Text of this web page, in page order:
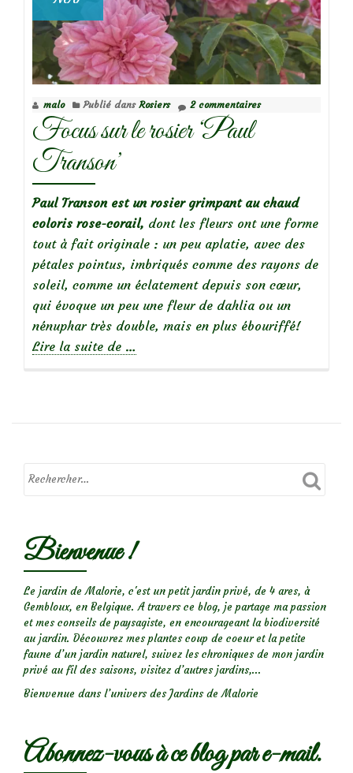
malo Publié dans Rosiers 2 commentaires
Focus sur le rosier ‘Paul
Transon’
Paul Transon est un rosier grimpant au chaud
coloris rose-corail, dont les fleurs ont une forme
tout à fait originale : un peu aplatie, avec des
pétales pointus, imbriqués comme des rayons de
soleil, comme un éclatement depuis son cœur,
qui évoque un peu une fleur de dahlia ou un
nénuphar très double, mais en plus ébouriffé!
Lire la suite de
le
‘Paul
…
Bienvenue !
Le jardin de Malorie, c'est un petit jardin privé, de 4 ares, à
Gembloux, en Belgique. A travers ce blog, je partage ma passion
et mes conseils de paysagiste, en encourageant la biodiversité
au jardin. Découvrez mes plantes coup de coeur et la petite
faune d’un jardin naturel, suivez les chroniques de mon jardin
privé au fil des saisons, visitez d’autres jardins,...
Bienvenue dans l’univers des Jardins de Malorie
Abonnez-vous à ce blog par e-mail.